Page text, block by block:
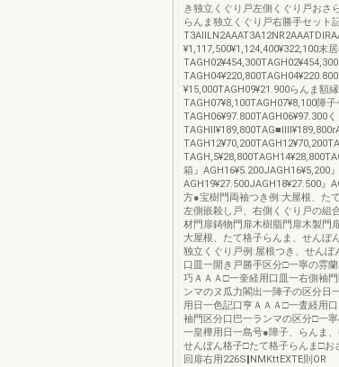
き独立くぐり戸左側くぐり戸おさ
らんま独立くぐり戸右勝手セット
¥1,117,500¥1,124,400¥322,100末
¥15,000TAGH09¥21.900らんま額縁
TAGH07¥8,100TAGH07¥8,100障
TAGH06¥97.800TAGH06¥97.300
箱』AGH16¥5.200JAGH16¥5,200
AGH19¥27.500JAGH18¥27.500』
方●宝樹門両袖つき例:大屋根、た
左側嵌殺し戸、右側くぐり戸の
材門扉鋳物門扉木樹脂門扉木製門
大屋根、たて格子らんま、せんぼ
独立くぐり戸例:屋根つき、せんぼ
口皿一開き戸勝手区分□一寧の雰
巧ＡＡＡ□一奎経用口皿一右側袖
ンマのヌ瓜力閣出一陣子の区分日
用日一色記口亨ＡＡＡ□一査経用
袖門区分口巴一ランマの区分□一
一皇樺用日一島号●障子、らんま
せんぼん格子□たて格子らんま□お
回扉右用226S‖NMKttEXTE則OR